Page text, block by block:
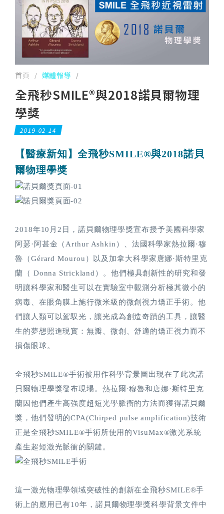
首頁 / 媒體報導 /
全飛秒SMILE®與2018諾貝爾物理
學獎
2019-02-14
【醫療新知】全飛秒SMILE®與2018諾貝
爾物理學獎
2018年10月2日，諾貝爾物理學獎宣布授予美國科學家
阿瑟·阿甚金（Arthur Ashkin）、法國科學家熱拉爾·穆
魯（Gérard Mourou）以及加拿大科學家唐娜·斯特里克
蘭（ Donna Strickland）。他們極具創新性的研究和發
明讓科學家和醫生可以在實驗室中觀測分析極其微小的
病毒、在眼角膜上施行微米級的微創視力矯正手術。他
們讓人類可以駕馭光，讓光成為創造奇蹟的工具，讓醫
生的夢想照進現實：無瓣、微創、舒適的矯正視力而不
損傷眼球。
全飛秒SMILE®手術被用作科學背景圖出現在了此次諾
貝爾物理學獎發布現場。熱拉爾·穆魯和唐娜·斯特里克
蘭因他們產生高強度超短光學脈衝的方法而獲得諾貝爾
獎，他們發明的CPA(Chirped pulse amplification)技術
正是全飛秒SMILE®手術所使用的VisuMax®激光系統
產生超短激光脈衝的關鍵。
這一激光物理學領域突破性的創新在全飛秒SMILE®手
術上的應用已有10年，諾貝爾物理學獎科學背景文件中